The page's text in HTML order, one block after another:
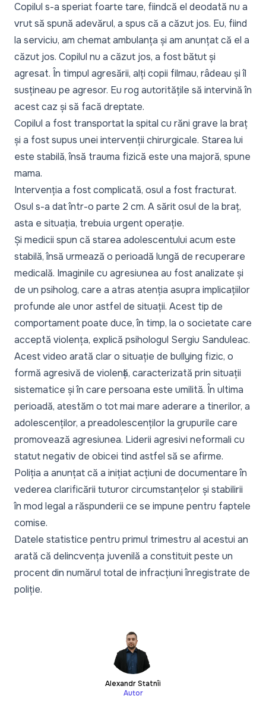
Copilul s-a speriat foarte tare, fiindcă el deodată nu a
vrut să spună adevărul, a spus că a căzut jos. Eu, fiind
la serviciu, am chemat ambulanța și am anunțat că el a
căzut jos. Copilul nu a căzut jos, a fost bătut și
agresat. În timpul agresării, alți copii filmau, râdeau și îl
susțineau pe agresor. Eu rog autoritățile să intervină în
acest caz și să facă dreptate.
Copilul a fost transportat la spital cu răni grave la braț
și a fost supus unei intervenții chirurgicale. Starea lui
este stabilă, însă trauma fizică este una majoră, spune
mama.
Intervenția a fost complicată, osul a fost fracturat.
Osul s-a dat într-o parte 2 cm. A sărit osul de la braț,
asta e situația, trebuia urgent operație.
Și medicii spun că starea adolescentului acum este
stabilă, însă urmează o perioadă lungă de recuperare
medicală. Imaginile cu agresiunea au fost analizate și
de un psiholog, care a atras atenția asupra implicațiilor
profunde ale unor astfel de situații. Acest tip de
comportament poate duce, în timp, la o societate care
acceptă violența, explică psihologul Sergiu Sanduleac.
Acest video arată clar o situație de bullying fizic, o
formă agresivă de violență, caracterizată prin situații
sistematice și în care persoana este umilită. În ultima
perioadă, atestăm o tot mai mare aderare a tinerilor, a
adolescenților, a preadolescenților la grupurile care
promovează agresiunea. Liderii agresivi neformali cu
statut negativ de obicei tind astfel să se afirme.
Poliția a anunțat că a inițiat acțiuni de documentare în
vederea clarificării tuturor circumstanțelor și stabilirii
în mod legal a răspunderii ce se impune pentru faptele
comise.
Datele statistice pentru primul trimestru al acestui an
arată că delincvența juvenilă a constituit peste un
procent din numărul total de infracțiuni înregistrate de
poliție.
Alexandr Statnîi
Autor